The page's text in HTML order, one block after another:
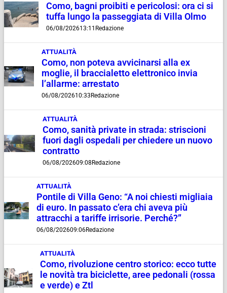
Como, bagni proibiti e pericolosi: ora ci si
tuffa lungo la passeggiata di Villa Olmo
06/08/202613:11 Redazione
ATTUALITÀ
Como, non poteva avvicinarsi alla ex
moglie, il braccialetto elettronico invia
l’allarme: arrestato
06/08/202610:33 Redazione
ATTUALITÀ
Como, sanità private in strada: striscioni
fuori dagli ospedali per chiedere un nuovo
contratto
06/08/202609:08 Redazione
ATTUALITÀ
Pontile di Villa Geno: “A noi chiesti migliaia
di euro. In passato c’era chi aveva più
attracchi a tariffe irrisorie. Perché?”
06/08/202609:06Redazione
ATTUALITÀ
Como, rivoluzione centro storico: ecco tutte
le novità tra biciclette, aree pedonali (rossa
e verde) e Ztl